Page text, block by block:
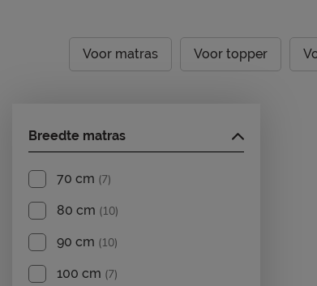
Voor matras Voor topper
Breedte matras
70 cm (7)
80 cm (10)
90 cm (10)
100 cm (7)